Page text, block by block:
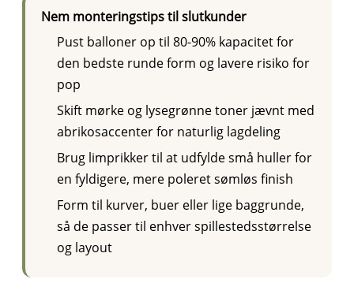
Nem monteringstips til slutkunder
Pust balloner op til 80-90% kapacitet for
den bedste runde form og lavere risiko for
pop
Skift mørke og lysegrønne toner jævnt med
abrikosaccenter for naturlig lagdeling
Brug limprikker til at udfylde små huller for
en fyldigere, mere poleret sømløs finish
Form til kurver, buer eller lige baggrunde,
så de passer til enhver spillestedsstørrelse
og layout